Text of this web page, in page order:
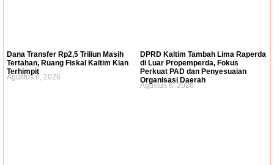
Dana Transfer Rp2,5 Triliun Masih
Tertahan, Ruang Fiskal Kaltim Kian
Terhimpit
Agustus 6, 2026
DPRD Kaltim Tambah Lima Raperda
di Luar Propemperda, Fokus
Perkuat PAD dan Penyesuaian
Organisasi Daerah
Agustus 6, 2026